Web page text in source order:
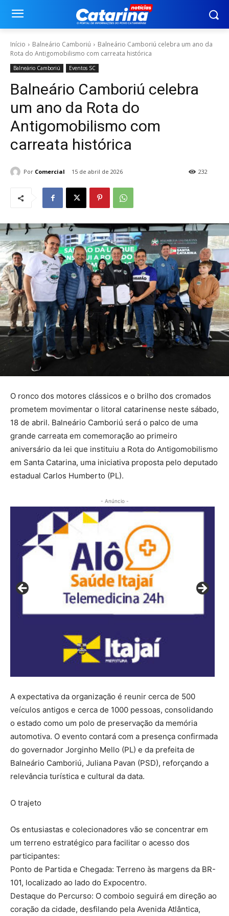
Início Balneário Camboriú
Balneário Camboriú celebra um ano da
Rota do Antigomobilismo com carreata histórica
Balneário Camboriú Eventos SC
Balneário Camboriú celebra
um ano da Rota do
Antigomobilismo com
carreata histórica
Por Comercial 15 de abril de 2026 232
O ronco dos motores clássicos e o brilho dos cromados
prometem movimentar o litoral catarinense neste sábado,
18 de abril. Balneário Camboriú será o palco de uma
grande carreata em comemoração ao primeiro
aniversário da lei que instituiu a Rota do Antigomobilismo
em Santa Catarina, uma iniciativa proposta pelo deputado
estadual Carlos Humberto (PL).
- Anúncio -
A expectativa da organização é reunir cerca de 500
veículos antigos e cerca de 1000 pessoas, consolidando
o estado como um polo de preservação da memória
automotiva. O evento contará com a presença confirmada
do governador Jorginho Mello (PL) e da prefeita de
Balneário Camboriú, Juliana Pavan (PSD), reforçando a
relevância turística e cultural da data.
O trajeto
Os entusiastas e colecionadores vão se concentrar em
um terreno estratégico para facilitar o acesso dos
participantes:
Ponto de Partida e Chegada: Terreno às margens da BR-
101, localizado ao lado do Expocentro.
Destaque do Percurso: O comboio seguirá em direção ao
coração da cidade, desfilando pela Avenida Atlântica,